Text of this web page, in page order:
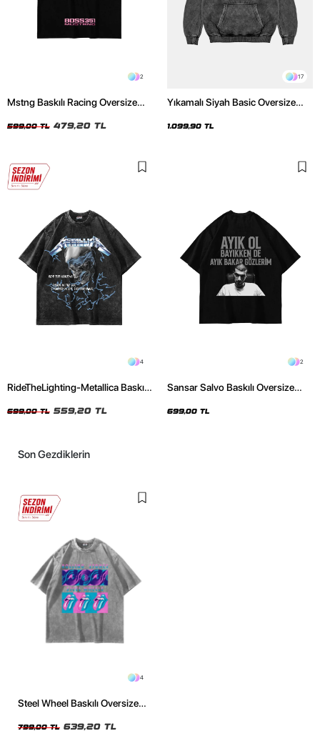
2
Mstng Baskılı Racing Oversize
599,00 TL 479,20 TL
17
Yıkamalı Siyah Basic Oversize
1.099,90 TL
4
RideTheLighting-Metallica Baskılı
Tshirt
699,00 TL 559,20 TL
2
Sansar Salvo Baskılı Oversize
699,00 TL
Son Gezdiklerin
4
Steel Wheel Baskılı Oversize
799,00 TL 639,20 TL